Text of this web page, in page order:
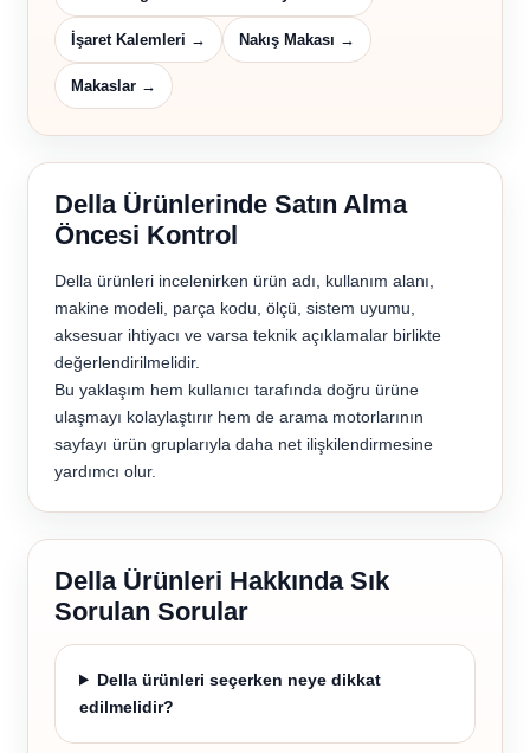
İşaret Kalemleri → Nakış Makası →
Makaslar →
Della Ürünlerinde Satın Alma
Öncesi Kontrol
Della ürünleri incelenirken ürün adı, kullanım alanı,
makine modeli, parça kodu, ölçü, sistem uyumu,
aksesuar ihtiyacı ve varsa teknik açıklamalar birlikte
değerlendirilmelidir.
Bu yaklaşım hem kullanıcı tarafında doğru ürüne
ulaşmayı kolaylaştırır hem de arama motorlarının
sayfayı ürün gruplarıyla daha net ilişkilendirmesine
yardımcı olur.
Della Ürünleri Hakkında Sık
Sorulan Sorular
Della ürünleri seçerken neye dikkat
edilmelidir?